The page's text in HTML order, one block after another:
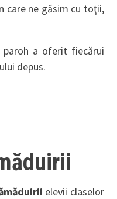
care ne găsim cu toţii,
a oferit fiecărui
depus.
elevii claselor